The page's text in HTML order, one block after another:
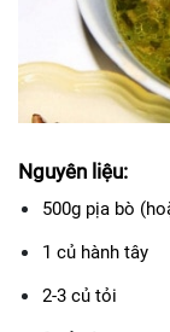
Nguyên liệu:
500g pịa bò
1 củ hành tây
2-3 củ tỏi